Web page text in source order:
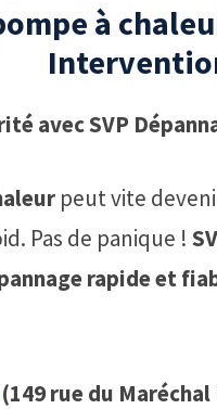
à
avec SVP
peut vite
Pas de panique !
rapide et
(149 rue du